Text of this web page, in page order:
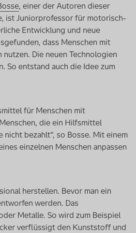
, einer der Autoren dieser
ist Juniorprofessor für motorisch-
Entwicklung und neue
dass Menschen mit
Die neuen Technologien
So entstand auch die Idee zum
für Menschen mit
die ein Hilfsmittel
bezahlt“, so Bosse. Mit einem
einzelnen Menschen anpassen
herstellen. Bevor man ein
werden. Das
Metalle. So wird zum Beispiel
verflüssigt den Kunststoff und